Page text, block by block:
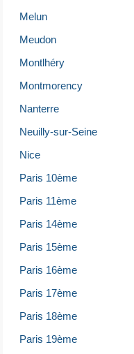
Melun
Meudon
Montlhéry
Montmorency
Nanterre
Neuilly-sur-Seine
Nice
Paris 10ème
Paris 11ème
Paris 14ème
Paris 15ème
Paris 16ème
Paris 17ème
Paris 18ème
Paris 19ème